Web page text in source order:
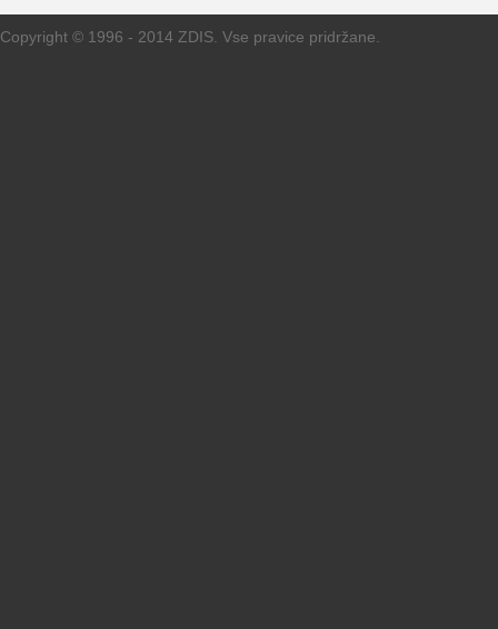
Copyright © 1996 - 2014 ZDIS. Vse pravice pridržane.